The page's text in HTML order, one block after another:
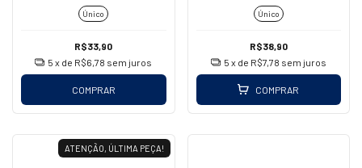
Único
R$33,90
5 x de R$6,78 sem juros
COMPRAR
Único
R$38,90
5 x de R$7,78 sem juros
COMPRAR
ATENÇÃO, ÚLTIMA PEÇA!